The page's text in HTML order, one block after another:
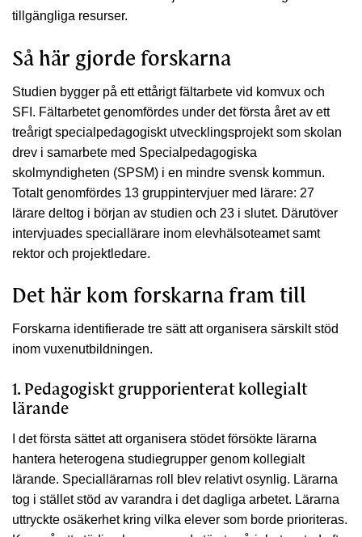
tillgängliga resurser.
Så här gjorde forskarna
Studien bygger på ett ettårigt fältarbete vid komvux och
SFI. Fältarbetet genomfördes under det första året av ett
treårigt specialpedagogiskt utvecklingsprojekt som skolan
drev i samarbete med Specialpedagogiska
skolmyndigheten (SPSM) i en mindre svensk kommun.
Totalt genomfördes 13 gruppintervjuer med lärare: 27
lärare deltog i början av studien och 23 i slutet. Därutöver
intervjuades speciallärare inom elevhälsoteamet samt
rektor och projektledare.
Det här kom forskarna fram till
Forskarna identifierade tre sätt att organisera särskilt stöd
inom vuxenutbildningen.
1. Pedagogiskt grupporienterat kollegialt
lärande
I det första sättet att organisera stödet försökte lärarna
hantera heterogena studiegrupper genom kollegialt
lärande. Speciallärarnas roll blev relativt osynlig. Lärarna
tog i stället stöd av varandra i det dagliga arbetet. Lärarna
uttryckte osäkerhet kring vilka elever som borde prioriteras.